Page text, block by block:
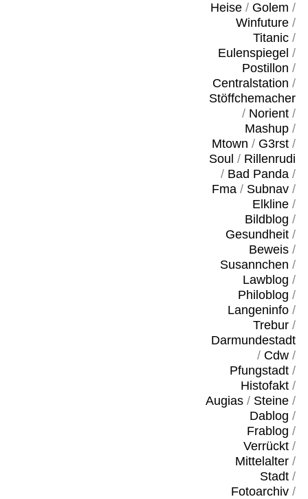
Heise/ Golem /
Winfuture/
Titanic/
Eulenspiegel /
Postillon /
Centralstation /
Stöffchemacher
/ Norient/
Mashup/
Mtown / G3rst/
Soul / Rillenrudi
/ Bad Panda/
Fma/ Subnav/
Elkline/
Bildblog /
Gesundheit/
Beweis/
Susannchen /
Lawblog /
Philoblog /
Langeninfo/
Trebur/
Darmundestadt
/ Cdw/
Pfungstadt/
Histofakt/
Augias/ Steine/
Dablog /
Frablog /
Verrückt/
Mittelalter/
Stadt/
Fotoarchiv/